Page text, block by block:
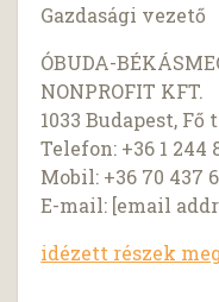
Gazdasági vezető
ÓBUDA-
NONPROFIT KFT.
1033 Budapest, Fő
Telefon: +36 1 244
Mobil: +36 70 437
E-mail: [email
idézett részek